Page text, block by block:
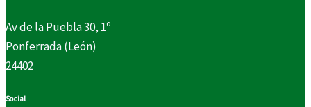
Av de la Puebla 30, 1º
Ponferrada (León)
24402
Social